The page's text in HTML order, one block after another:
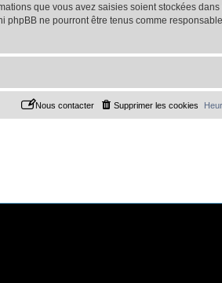
que vous avez saisies soient stockées
ne pourront être tenus comme
Supprimer les cookies
Nous contacter